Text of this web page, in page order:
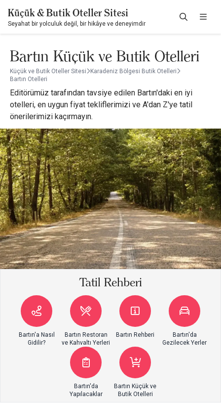
Küçük & Butik Oteller Sitesi
Seyahat bir yolculuk değil, bir hikâye ve deneyimdir
Bartın Küçük ve Butik Otelleri
Küçük ve Butik Oteller Sitesi
Karadeniz Bölgesi Butik Otelleri
Bartın Otelleri
Editörümüz tarafından tavsiye edilen Bartın'daki en iyi
otelleri, en uygun fiyat tekliflerimizi ve A'dan Z'ye tatil
önerilerimizi kaçırmayın.
Tatil Rehberi
Bartın'a Nasıl
Gidilir?
Bartın Restoran
ve Kahvaltı Yerleri
Bartın Rehberi
Bartın'da
Gezilecek Yerler
Bartın'da
Yapılacaklar
Bartın Küçük ve
Butik Otelleri